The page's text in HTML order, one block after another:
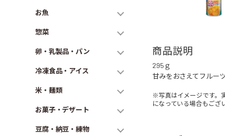
お魚
惣菜
卵・乳製品・パン
冷凍食品・アイス
米・麺類
お菓子・デザート
豆腐・納豆・練物
商品説明
295ｇ
甘みをおさえてフルー
※写真はイメージです。
になっている場合もござ